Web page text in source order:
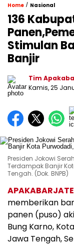
Home / Nasional
136
Stimulan
Banjir
Tim
Kamis, 25
Presiden Jokowi
Terdampak Banjir
Tengah. (Dok. BNPB)
memberikan
panen (puso)
Bung Karno,
Jawa Tengah,